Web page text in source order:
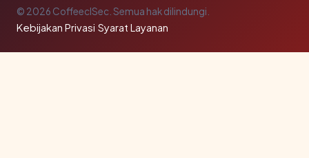
© 2026 CoffeeclSec. Semua hak dilindungi.
Kebijakan Privasi·Syarat Layanan